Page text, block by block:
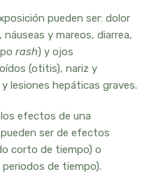
pueden ser: dolor
y mareos, diarrea,
rash) y ojos
(otitis), nariz y
lesiones hepáticas graves.
efectos de una
ser de efectos
corto de tiempo) o
de tiempo).